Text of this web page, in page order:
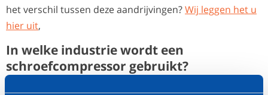
het verschil tussen deze aandrijvingen?Wij leggen het u
hier uit,
In welke industrie wordt een
schroefcompressor gebruikt?
Voedingsindustrie.En waar moet perslucht in de